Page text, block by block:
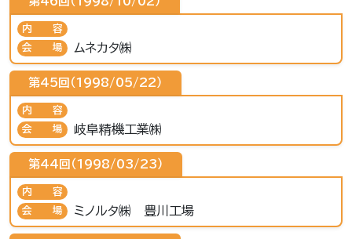
内容
会場
ムネカタ㈱
第45回（1998/05/22）
内容
会場
岐阜精機工業㈱
第44回（1998/03/23）
内容
会場
ミノルタ㈱ 豊川工場